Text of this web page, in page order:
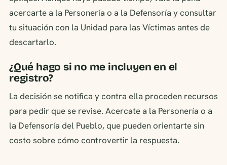
acercarte a la Personería o a la Defensoría y consultar
tu situación con la Unidad para las Víctimas antes de
descartarlo.
¿Qué hago si no me incluyen en el
registro?
La decisión se notifica y contra ella proceden recursos
para pedir que se revise. Acercate a la Personería o a
la Defensoría del Pueblo, que pueden orientarte sin
costo sobre cómo controvertir la respuesta.